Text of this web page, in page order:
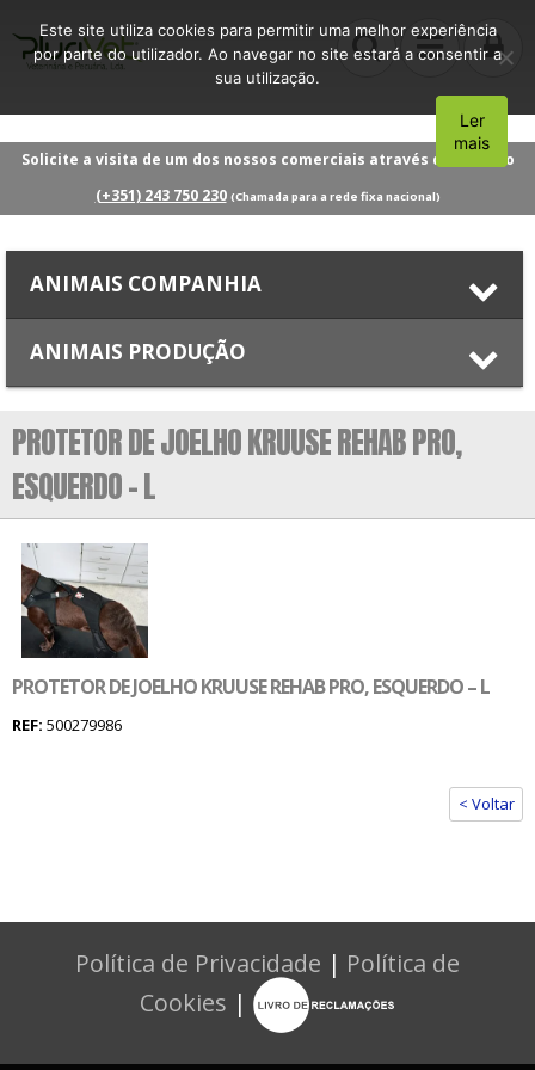
Solicite a visita de um dos nossos comerciais através do número
(+351) 243 750 230 (Chamada para a rede fixa nacional)
ANIMAIS COMPANHIA
ANIMAIS PRODUÇÃO
PROTETOR DE JOELHO KRUUSE REHAB PRO,
ESQUERDO – L
PROTETOR DE JOELHO KRUUSE REHAB PRO, ESQUERDO – L
REF: 500279986
< Voltar
Política de Privacidade | Política de
Cookies |
Este site utiliza cookies para permitir uma melhor experiência
por parte do utilizador. Ao navegar no site estará a consentir a
sua utilização.
Aceito
Ler
mais